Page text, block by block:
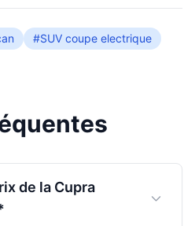
#SUV coupe electrique
de la Cupra